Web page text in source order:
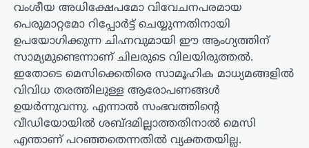
വംശീയ അധിക്ഷേപമോ വിവേചനപരമായ
പെരുമാറ്റമോ റിപ്പോർട്ട് ചെയ്യുന്നതിനായി
ഉപയോഗിക്കുന്ന ചിഹ്നവുമായി ഈ ആംഗ്യത്തിന്
സാമ്യമുണ്ടെന്നാണ് ചിലരുടെ വിലയിരുത്തൽ.
ഇതോടെ മെസിക്കെതിരെ സാമൂഹിക മാധ്യമങ്ങളിൽ
വിവിധ തരത്തിലുള്ള ആരോപണങ്ങൾ
ഉയർന്നുവന്നു. എന്നാൽ സംഭവത്തിന്റെ
വീഡിയോയിൽ ശബ്ദമില്ലാത്തതിനാൽ മെസി
എന്താണ് പറഞ്ഞതെന്നതിൽ വ്യക്തതയില്ല.